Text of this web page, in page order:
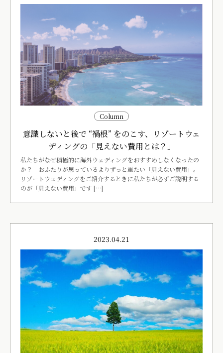
Column
意識しないと後で “禍根” をのこす、リゾートウェ
ディングの「見えない費用とは？」
私たちがなぜ積極的に海外ウェディングをおすすめしなくなったの
か？ おふたりが思っているよりずっと重たい「見えない費用」。
リゾートウェディングをご紹介するときに私たちが必ずご説明する
のが「見えない費用」です […]
2023.04.21